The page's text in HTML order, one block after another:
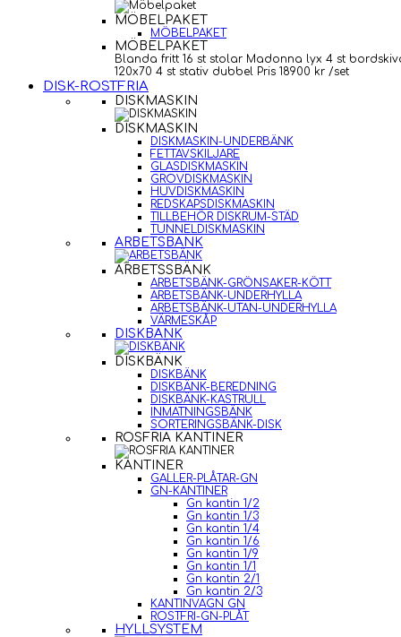
MÖBELPAKET
MÖBELPAKET
MÖBELPAKET
Blanda fritt 16 st stolar Madonna lyx 4 st
120x70 4 st stativ dubbel Pris 18900 kr /set
DISK-ROSTFRIA
DISKMASKIN
DISKMASKIN
DISKMASKIN-UNDERBÄNK
FETTAVSKILJARE
GLASDISKMASKIN
GROVDISKMASKIN
HUVDISKMASKIN
REDSKAPSDISKMASKIN
TILLBEHÖR DISKRUM-STÄD
TUNNELDISKMASKIN
ARBETSBÄNK
ARBETSSBÄNK
ARBETSBÄNK-GRÖNSAKER-KÖTT
ARBETSBÄNK-UNDERHYLLA
ARBETSBÄNK-UTAN-UNDERHYLLA
VÄRMESKÅP
DISKBÄNK
DISKBÄNK
DISKBÄNK
DISKBÄNK-BEREDNING
DISKBÄNK-KASTRULL
INMATNINGSBÄNK
SORTERINGSBÄNK-DISK
ROSFRIA KANTINER
KANTINER
GALLER-PLÅTAR-GN
GN-KANTINER
Gn kantin 1/2
Gn kantin 1/3
Gn kantin 1/4
Gn kantin 1/6
Gn kantin 1/9
Gn kantin 1/1
Gn kantin 2/1
Gn kantin 2/3
KANTINVAGN GN
ROSTFRI-GN-PLÅT
HYLLSYSTEM